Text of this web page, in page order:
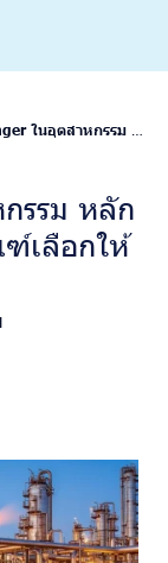
ใช้งาน ประเภท และเกณฑ์เลือกให้เหมาะกับกระบวนการ
รรม หลัก
ฑ์เลือกให้